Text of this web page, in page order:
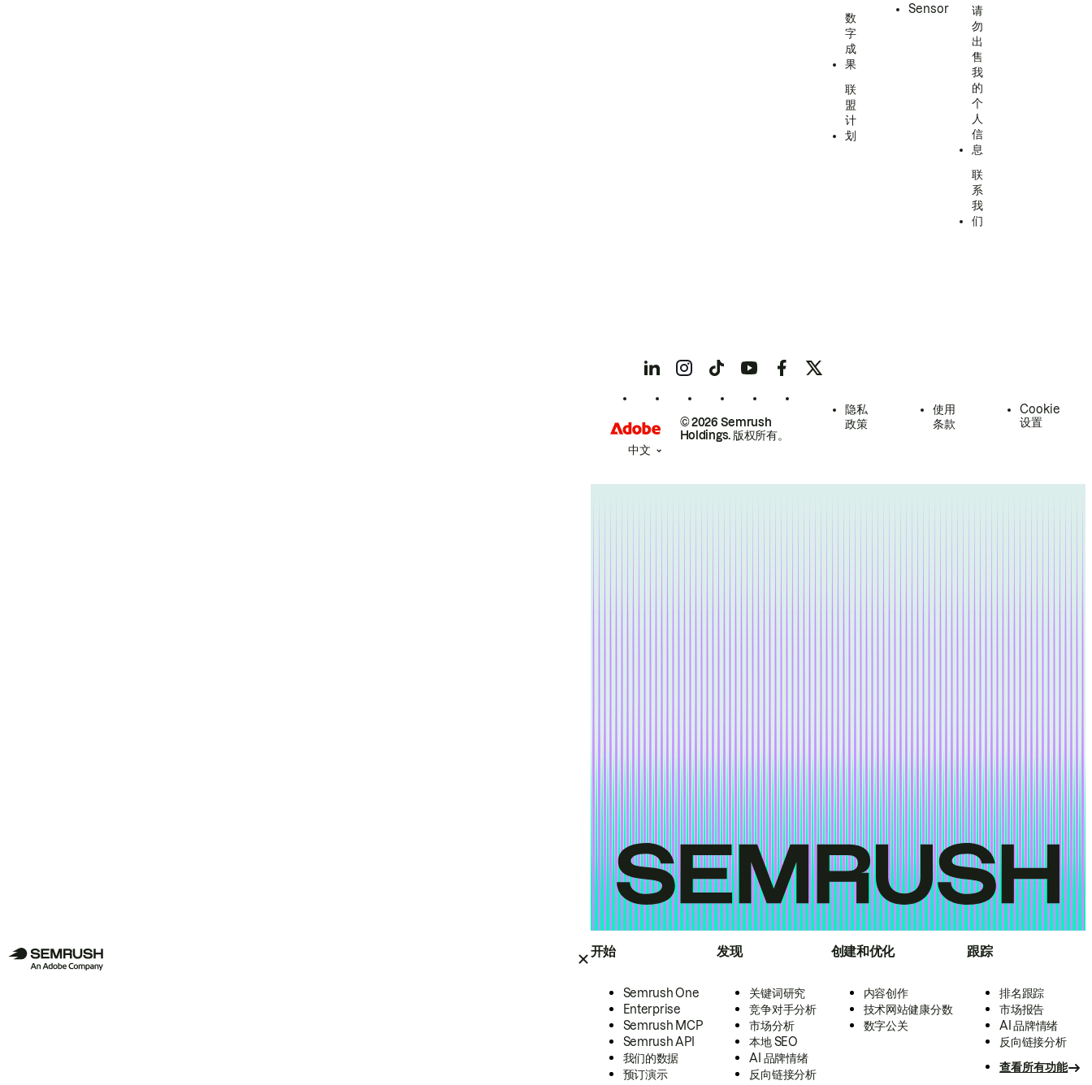
开始
Semrush One
Enterprise
Semrush MCP
Semrush API
我们的数据
预订演示
发现
关键词研究
竞争对手分析
市场分析
本地 SEO
AI 品牌情绪
反向链接分析
创建和优化
内容创作
技术网站健康分数
数字公关
跟踪
排名跟踪
市场报告
AI 品牌情绪
反向链接分析
查看所有功能
数
字
成
果
联
盟
计
划
Sensor
请
勿
出
售
我
的
个
人
信
息
联
系
我
们
© 2026 Semrush
Holdings. 版权所有。
隐私
政策
使用
条款
Cookie
设置
中文